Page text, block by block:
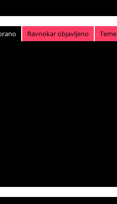
Ravnokar objavljeno Teme